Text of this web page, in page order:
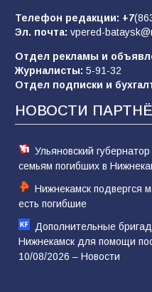
В библиотеке имени
состоялось
сказку, рисуем в
65 07.08.2026
Телефон редакции: +7
Эл. почта: vpered-
Отдел рекламы и
Журналисты: 5-91-32
Отдел подписки и
НОВОСТИ
Ульяновский
семьям погибших в
Нижнекамск подвергся
есть погибшие
Дополнительные
Нижнекамск для помощи
10/08/2026 – Новости